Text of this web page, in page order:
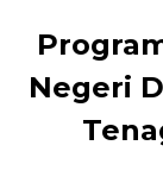
Negeri